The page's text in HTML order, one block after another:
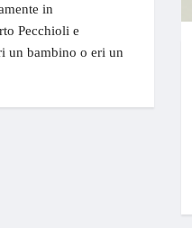
in
Pecchioli e
un bambino o eri un